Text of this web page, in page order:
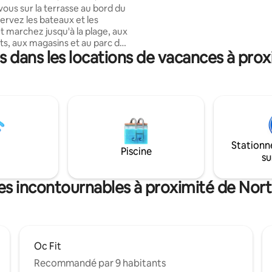
maisons, 2 plages/parcs
sur la terrasse au bord du
les bateaux et les
marchez jusqu'à la plage, aux
aux magasins et au parc de
linge, lit queen size
BAIN Nous aimons
familles et des personnes
de 25 ans et plus NON
tout de base Sèche-
GRATUIT Wifi
d'Ocean City.
dans les locations de vacances à
Piscine
incontournables à proximité de
Oc Fit
Recommandé par 9 habitants